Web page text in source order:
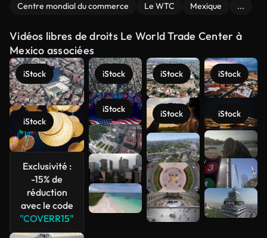
Centre mondial du commerce Le WTC Mexique ...
Vidéos libres de droits Le World Trade Center à
Mexico associées
iStock
iStock
Exclusivité :
-15% de
réduction
avec le code
"COVERR15"
iStock
iStock
iStock
iStock
iStock
iStock
Voir plus